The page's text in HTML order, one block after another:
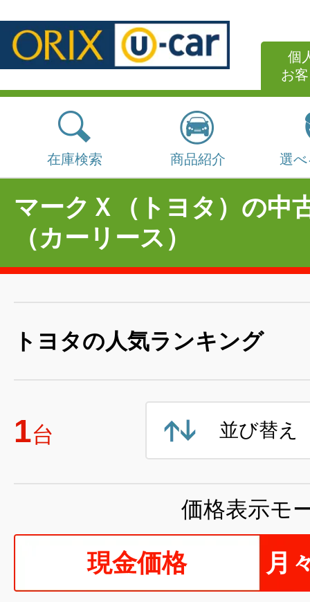
個
お
在庫検索 商品紹介 選
マークＸ（トヨタ）の中
（カーリース）
トヨタの人気ランキング
1台 並び替え
価格表示モ
現金価格 月